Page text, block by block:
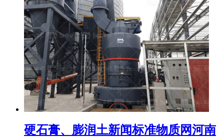
硬石膏、膨润土新闻标准物质网河南